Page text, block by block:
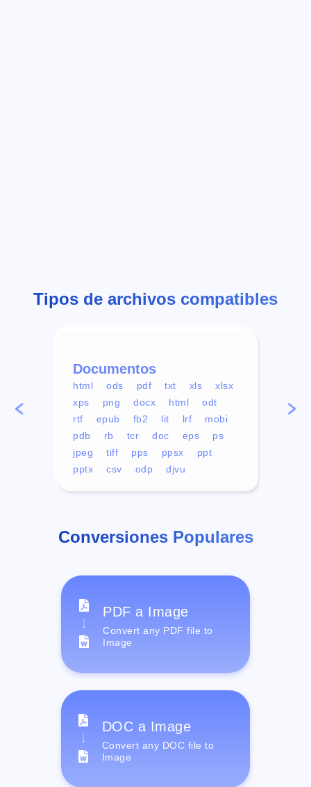
Tipos de archivos compatibles
Documentos
html ods pdf txt xls
xlsx
xps
png docx html
odt
rtf
epub fb2 lit lrf
mobi
pdb
rb tcr doc eps
ps
jpeg
tiff pps ppsx
ppt
pptx
csv odp djvu
mp4
Conversiones Populares
PDF a Image
Convert any PDF file to
Image
DOC a Image
Convert any DOC file to
Image